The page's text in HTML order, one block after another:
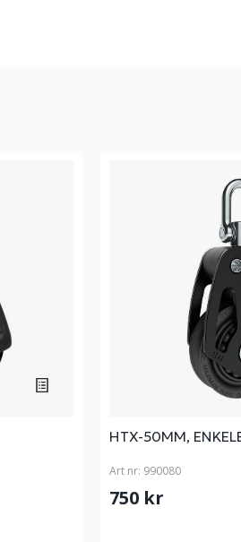
HTX-50MM,
Art nr: 990080
750 kr